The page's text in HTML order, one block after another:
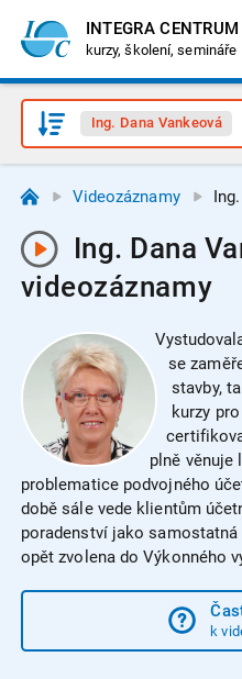
INTEGRA CENTRUM
kurzy, školení, semináře
Ing. Dana Vankeová
Videozáznamy
Ing. Dana
videozáznamy
se
stavby,
kurzy
plně věnuje
problematice podvojného
době sále vede klientům
poradenství jako
opět zvolena do Výkonného
k